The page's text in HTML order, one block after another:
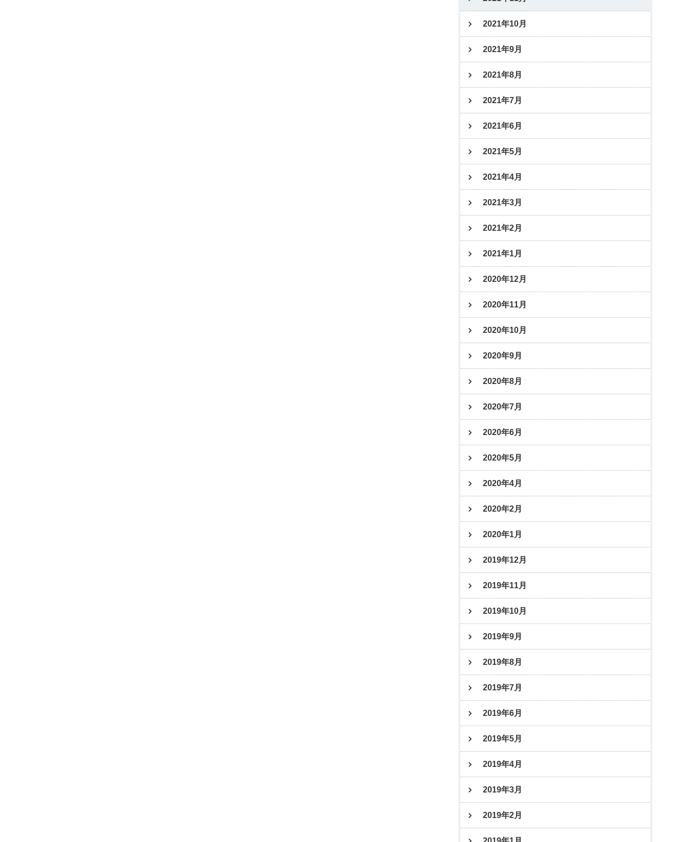
2021年10月
2021年9月
2021年8月
2021年7月
2021年6月
2021年5月
2021年4月
2021年3月
2021年2月
2021年1月
2020年12月
2020年11月
2020年10月
2020年9月
2020年8月
2020年7月
2020年6月
2020年5月
2020年4月
2020年2月
2020年1月
2019年12月
2019年11月
2019年10月
2019年9月
2019年8月
2019年7月
2019年6月
2019年5月
2019年4月
2019年3月
2019年2月